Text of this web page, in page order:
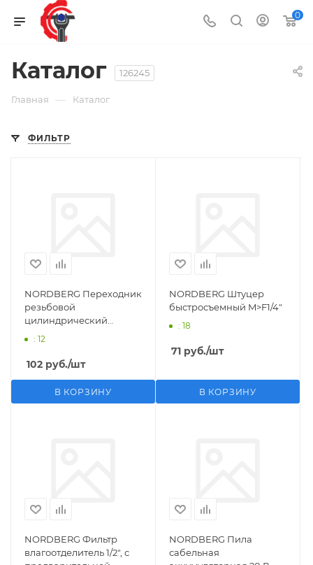
0
Каталог 126245
Главная — Каталог
ФИЛЬТР
NORDBERG Переходник
резьбовой
цилиндрический
M1/2">F1/4"
: 12
102 руб./шт
В КОРЗИНУ
NORDBERG Штуцер
быстросъемный M>F1/4"
: 18
71 руб./шт
В КОРЗИНУ
NORDBERG Фильтр
влагоотделитель 1/2", с
NORDBERG Пила
сабельная